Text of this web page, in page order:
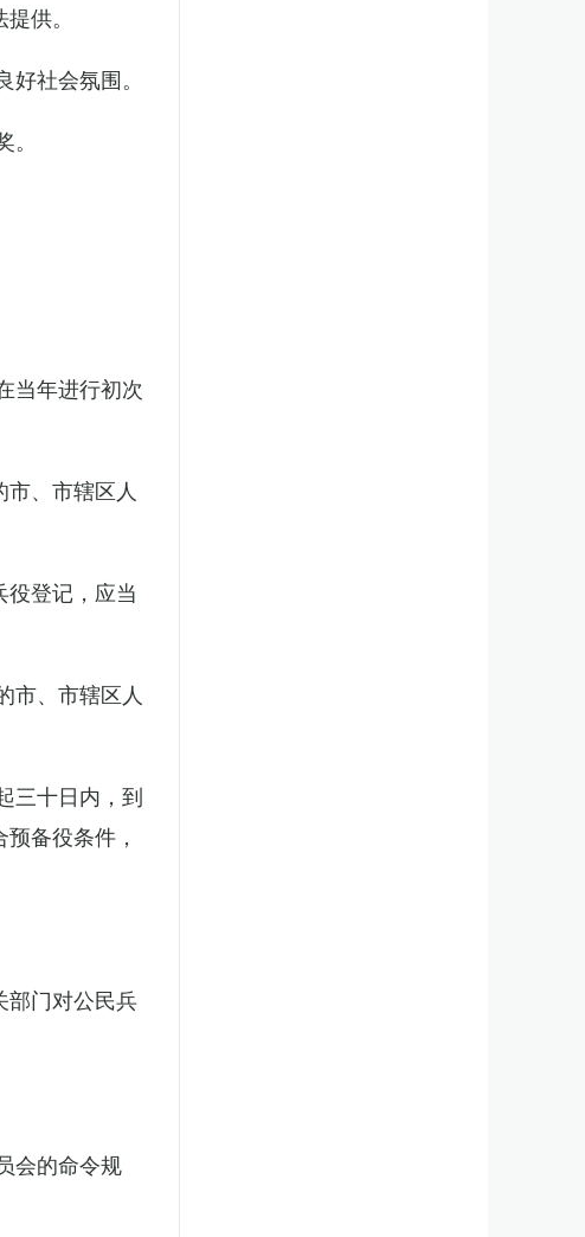
供。
社会氛围。
当年进行初次
、市辖区人
登记，应当
市、市辖区人
三十日内，到
备役条件，
部门对公民兵
会的命令规